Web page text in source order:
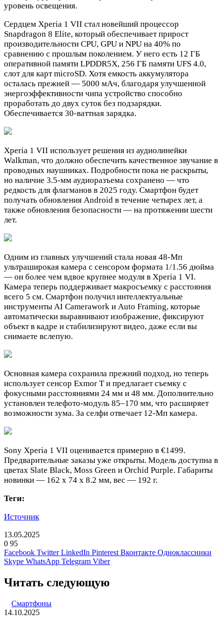
уровень освещения.
Сердцем Xperia 1 VII стал новейший процессор
Snapdragon 8 Elite, который обеспечивает прирост
производительности CPU, GPU и NPU на 40% по
сравнению с прошлым поколением. У него есть 12 ГБ
оперативной памяти LPDDR5X, 256 ГБ памяти UFS 4.0,
слот для карт microSD. Хотя емкость аккумулятора
осталась прежней — 5000 мАч, благодаря улучшенной
энергоэффективности чипа устройство способно
проработать до двух суток без подзарядки.
Обеспечивается 30-ваттная зарядка.
Xperia 1 VII использует решения из аудиолинейки
Walkman, что должно обеспечить качественное звучание в
проводных наушниках. Подробности пока не раскрыты,
но наличие 3.5-мм аудиоразъема сохранено — что
редкость для флагманов в 2025 году. Смартфон будет
получать обновления Android в течение четырех лет, а
также обновления безопасности — на протяжении шести
лет.
Одним из главных улучшений стала новая 48-Мп
ультраширокая камера с сенсором формата 1/1.56 дюйма
— он более чем вдвое крупнее модуля в Xperia 1 VI.
Камера теперь поддерживает макросъемку с расстояния
всего 5 см. Смартфон получил интеллектуальные
инструменты AI Camerawork и Auto Framing, которые
автоматически выравнивают изображение, фиксируют
объект в кадре и стабилизируют видео, даже если вы
снимаете вслепую.
Основная камера сохранила прежний подход, но теперь
использует сенсор Exmor T и предлагает съемку с
фокусными расстояниями 24 мм и 48 мм. Дополнительно
установлен телефото-модуль 85–170 мм, что расширяет
возможности зума. За селфи отвечает 12-Мп камера.
Sony Xperia 1 VII оценивается примерно в €1499.
Предварительные заказы уже открыты. Модель доступна в
цветах Slate Black, Moss Green и Orchid Purple. Габариты
новинки — 162 x 74 x 8.2 мм, вес — 192 г.
Теги:
Источник
13.05.2025
0 95
Facebook Twitter LinkedIn Pinterest Вконтакте Одноклассники
Skype WhatsApp Telegram Viber
Читать следующую
Смартфоны
14.10.2025